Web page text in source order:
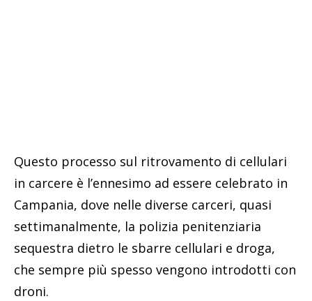
Questo processo sul ritrovamento di cellulari
in carcere è l’ennesimo ad essere celebrato in
Campania, dove nelle diverse carceri, quasi
settimanalmente, la polizia penitenziaria
sequestra dietro le sbarre cellulari e droga,
che sempre più spesso vengono introdotti con
droni.